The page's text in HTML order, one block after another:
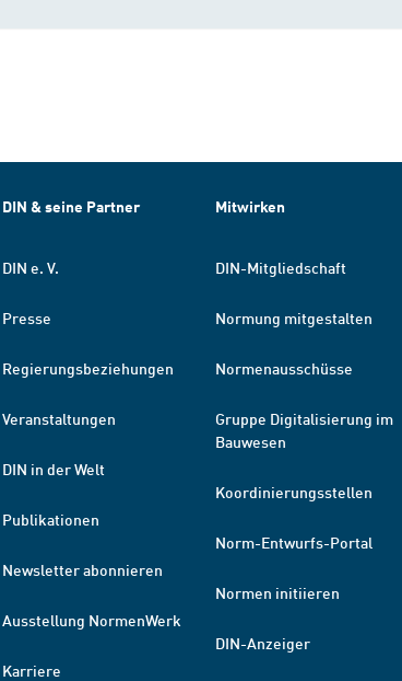
DIN & seine Partner
DIN e. V.
Presse
Regierungsbeziehungen
Veranstaltungen
DIN in der Welt
Publikationen
Newsletter abonnieren
Ausstellung NormenWerk
Karriere
Mitwirken
DIN-Mitgliedschaft
Normung mitgestalten
Normenausschüsse
Gruppe Digitalisierung im
Bauwesen
Koordinierungsstellen
Norm-Entwurfs-Portal
Normen initiieren
DIN-Anzeiger